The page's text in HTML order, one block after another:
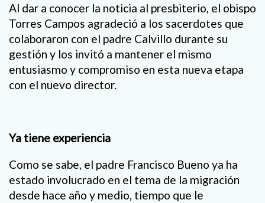
Al dar a conocer la noticia al presbiterio, el obispo
Torres Campos agradeció a los sacerdotes que
colaboraron con el padre Calvillo durante su
gestión y los invitó a mantener el mismo
entusiasmo y compromiso en esta nueva etapa
con el nuevo director.
Ya tiene experiencia
Como se sabe, el padre Francisco Bueno ya ha
estado involucrado en el tema de la migración
desde hace año y medio, tiempo que le